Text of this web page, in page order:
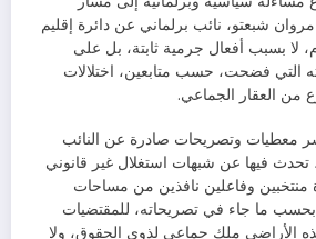
شبعتو، نائب برلماني عن دائرة إقليم
لا بسبب أفعال جرمية ثابتة، بل على
التي فضحت، حسب متابعين، اختلالات
من العقار الجماعي.
معطيات وتصريحات صادرة عن النائب
تحدث فيها عن شبهات استغلال غير قانوني
منتخبين وفاعلين نافذين من مساحات
ما جاء في تصريحاته، للمقتضيات
هذه الأراضي ملك جماعي لذوي الحقوق، ولا